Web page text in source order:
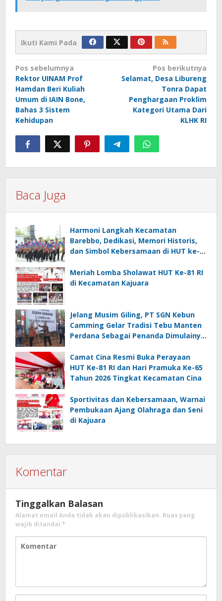
Ikuti Kami Pada
Navigasi
pos
Pos sebelumnya
Rektor UINAM Prof
Hamdan Beri Kuliah
Umum di IAIN Bone,
Bahas 3 Sistem
Kehidupan
Pos berikutnya
Selamat, Desa Libureng
Tonra Dapat
Penghargaan Proklim
Kategori Utama Dari
KLHK RI
Baca Juga
Harmoni Langkah Kecamatan
Barebbo, Dedikasi, Memori Historis,
dan Simbol Kebersamaan di HUT ke-
Meriah Lomba Sholawat HUT Ke-81 RI
di Kecamatan Kajuara
Jelang Musim Giling, PT SGN Kebun
Camming Gelar Tradisi Tebu Manten
Perdana Sebagai Penanda Dimulainya
Camat Cina Resmi Buka Perayaan
HUT Ke-81 RI dan Hari Pramuka Ke-65
Tahun 2026 Tingkat Kecamatan Cina
Sportivitas dan Kebersamaan, Warnai
Pembukaan Ajang Olahraga dan Seni
di Kajuara
Komentar
Tinggalkan Balasan
Alamat email Anda tidak akan dipublikasikan. Ruas yang
wajib ditandai *